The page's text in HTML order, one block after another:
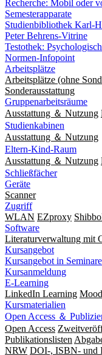
Recherche: Mobil oder
Semesterapparate
Studienbibliothek Karl-
Peter Behrens-Vitrine
Testothek:
Normen-Infopoint
Arbeitsplätze
Arbeitsplätze (ohne
Sonderausstattung
Gruppenarbeitsräume
Ausstattung ＆ Nutzung
Studienkabinen
Ausstattung ＆ Nutzung
Eltern-Kind-Raum
Ausstattung ＆ Nutzung
Schließfächer
Geräte
Scanner
Zugriff
WLAN EZproxy
Software
Literaturverwaltung mit
Kursangebot
Kursangebot in
Kursanmeldung
E-Learning
LinkedIn Learning
Kursmaterialien
Open Access ＆
Open Access
Publikationslisten
NRW DOI-, ISBN- und